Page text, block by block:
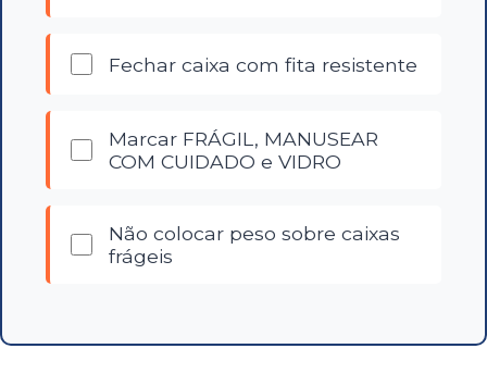
Fechar caixa com fita resistente
Marcar FRÁGIL, MANUSEAR
COM CUIDADO e VIDRO
Não colocar peso sobre caixas
frágeis